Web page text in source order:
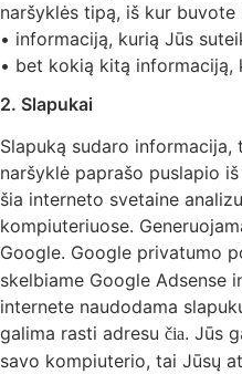
naršyklės tipą, iš kur
• informaciją, kurią Jūs
• bet kokią kitą informaciją,
2. Slapukai
Slapuką sudaro
naršyklė paprašo puslapio
šia interneto svetaine
kompiuteriuose.
Google. Google privatumo
skelbiame Google Adsense
internete naudodama
galima rasti adresu čia. Jūs
savo kompiuterio, tai Jūsų